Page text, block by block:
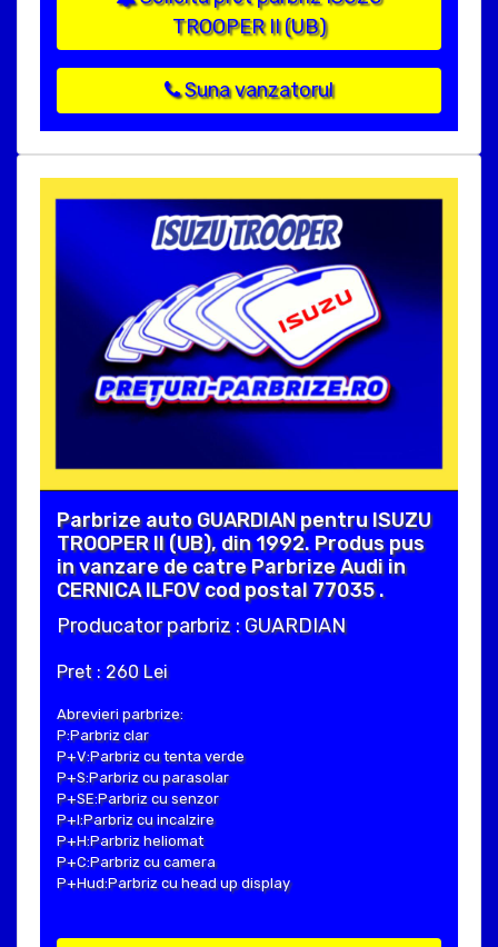
TROOPER II (UB)
Suna vanzatorul
Parbrize auto GUARDIAN pentru ISUZU
TROOPER II (UB), din 1992. Produs pus
in vanzare de catre Parbrize Audi in
CERNICA ILFOV cod postal 77035 .
Producator parbriz : GUARDIAN
Pret : 260 Lei
Abrevieri parbrize:
P:Parbriz clar
P+V:Parbriz cu tenta verde
P+S:Parbriz cu parasolar
P+SE:Parbriz cu senzor
P+I:Parbriz cu incalzire
P+H:Parbriz heliomat
P+C:Parbriz cu camera
P+Hud:Parbriz cu head up display